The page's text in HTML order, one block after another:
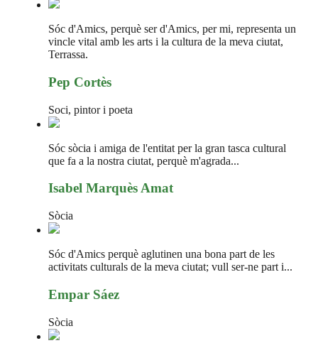
Sóc d'Amics, perquè ser d'Amics, per mi, representa un
vincle vital amb les arts i la cultura de la meva ciutat,
Terrassa.
Pep Cortès
Soci, pintor i poeta
Sóc sòcia i amiga de l'entitat per la gran tasca cultural
que fa a la nostra ciutat, perquè m'agrada...
Isabel Marquès Amat
Sòcia
Sóc d'Amics perquè aglutinen una bona part de les
activitats culturals de la meva ciutat; vull ser-ne part i...
Empar Sáez
Sòcia